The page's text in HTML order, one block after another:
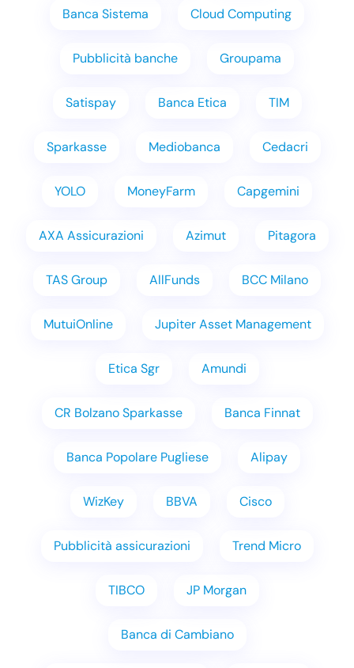
Banca Sistema Cloud Computing
Pubblicità banche Groupama
Satispay Banca Etica TIM
Sparkasse Mediobanca Cedacri
YOLO MoneyFarm Capgemini
AXA Assicurazioni Azimut Pitagora
TAS Group AllFunds BCC Milano
MutuiOnline Jupiter Asset Management
Etica Sgr Amundi
CR Bolzano Sparkasse Banca Finnat
Banca Popolare Pugliese Alipay
WizKey BBVA Cisco
Pubblicità assicurazioni Trend Micro
TIBCO JP Morgan
Banca di Cambiano